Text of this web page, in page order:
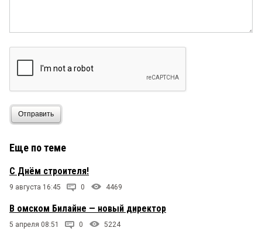
Отправить
Еще по теме
С Днём строителя!
9 августа 16:45 0 4469
В омском Билайне — новый директор
5 апреля 08:51 0 5224